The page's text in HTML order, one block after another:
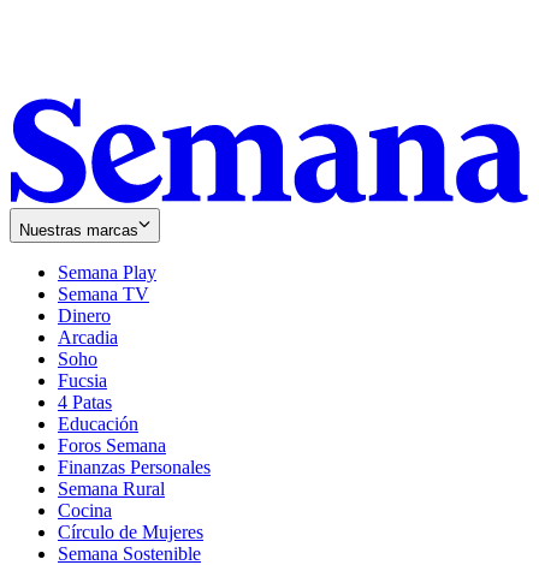
Nuestras marcas
Semana Play
Semana TV
Dinero
Arcadia
Soho
in
new
window
Fucsia
in
new
window
4 Patas
Educación
Foros Semana
Finanzas Personales
Semana Rural
Cocina
Círculo de Mujeres
Semana Sostenible